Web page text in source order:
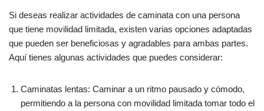
Si deseas realizar actividades de caminata con una persona
que tiene movilidad limitada, existen varias opciones adaptadas
que pueden ser beneficiosas y agradables para ambas partes.
Aquí tienes algunas actividades que puedes considerar:
Caminatas lentas: Caminar a un ritmo pausado y cómodo,
permitiendo a la persona con movilidad limitada tomar todo el